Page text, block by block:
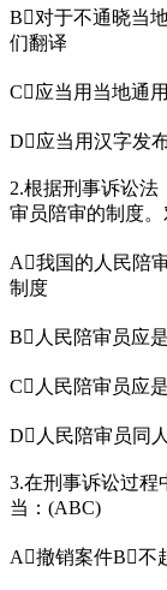
B对于不通晓当
们翻译
C应当用当地通
D应当用汉字发
2.根据刑事诉讼
审员陪审的制度
A我国的人民陪
制度
B人民陪审员应
C人民陪审员应
D人民陪审员同
3.在刑事诉讼过程
当：(ABC)
A撤销案件B不